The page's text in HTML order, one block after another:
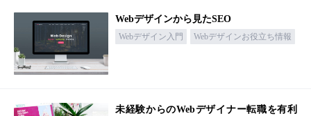
Webデザインから見たSEO
Webデザイン入門 Webデザインお役立ち情報
未経験からのWebデザイナー転職を有利